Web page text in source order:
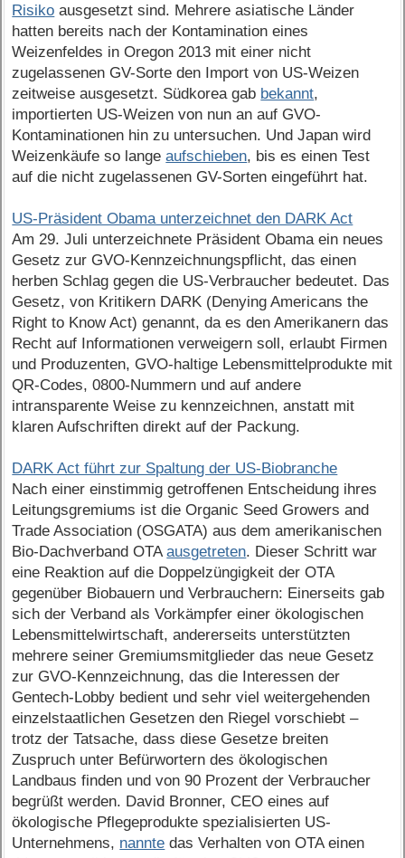
Risiko ausgesetzt sind. Mehrere asiatische Länder
hatten bereits nach der Kontamination eines
Weizenfeldes in Oregon 2013 mit einer nicht
zugelassenen GV-Sorte den Import von US-Weizen
zeitweise ausgesetzt. Südkorea gab bekannt,
importierten US-Weizen von nun an auf GVO-
Kontaminationen hin zu untersuchen. Und Japan wird
Weizenkäufe so langeaufschieben, bis es einen Test
auf die nicht zugelassenen GV-Sorten eingeführt hat.
US-Präsident Obama unterzeichnet den DARK Act
Am 29. Juli unterzeichnete Präsident Obama ein neues
Gesetz zur GVO-Kennzeichnungspflicht, das einen
herben Schlag gegen die US-Verbraucher bedeutet. Das
Gesetz, von Kritikern DARK (Denying Americans the
Right to Know Act) genannt, da es den Amerikanern das
Recht auf Informationen verweigern soll, erlaubt Firmen
und Produzenten, GVO-haltige Lebensmittelprodukte mit
QR-Codes, 0800-Nummern und auf andere
intransparente Weise zu kennzeichnen, anstatt mit
klaren Aufschriften direkt auf der Packung.
DARK Act führt zur Spaltung der US-Biobranche
Nach einer einstimmig getroffenen Entscheidung ihres
Leitungsgremiums ist die Organic Seed Growers and
Trade Association (OSGATA) aus dem amerikanischen
Bio-Dachverband OTAausgetreten. Dieser Schritt war
eine Reaktion auf die Doppelzüngigkeit der OTA
gegenüber Biobauern und Verbrauchern: Einerseits gab
sich der Verband als Vorkämpfer einer ökologischen
Lebensmittelwirtschaft, andererseits unterstützten
mehrere seiner Gremiumsmitglieder das neue Gesetz
zur GVO-Kennzeichnung, das die Interessen der
Gentech-Lobby bedient und sehr viel weitergehenden
einzelstaatlichen Gesetzen den Riegel vorschiebt –
trotz der Tatsache, dass diese Gesetze breiten
Zuspruch unter Befürwortern des ökologischen
Landbaus finden und von 90 Prozent der Verbraucher
begrüßt werden. David Bronner, CEO eines auf
ökologische Pflegeprodukte spezialisierten US-
Unternehmens, nannte das Verhalten von OTA einen